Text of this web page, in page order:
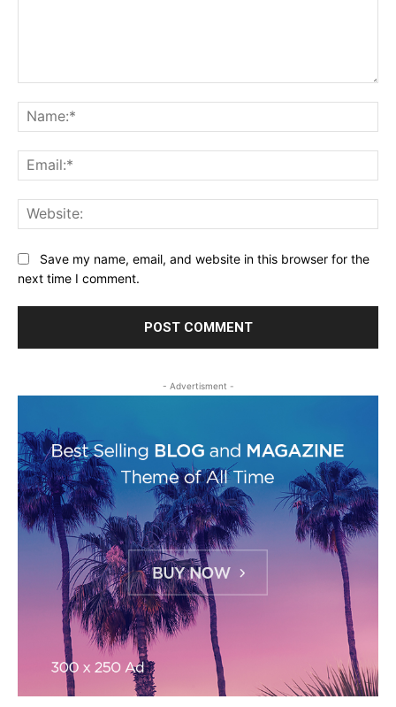
Save my name, email, and website in this browser for the
next time I comment.
- Advertisment -